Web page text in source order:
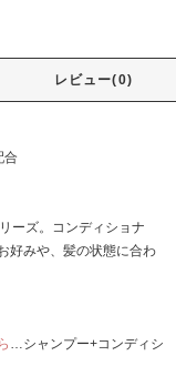
レビュー(0)
合
ーズ。コンディショナ
好みや、髪の状態に合わ
…シャンプー+コンディシ